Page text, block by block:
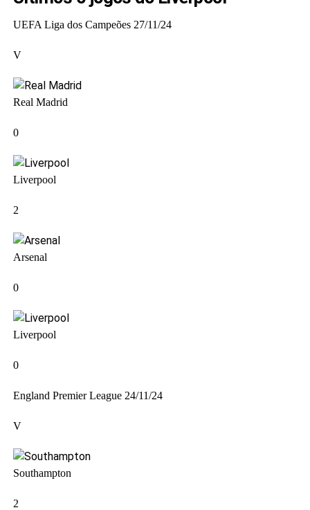
UEFA Liga dos Campeões 27/11/24
V
Real Madrid
0
Liverpool
2
Arsenal
0
Liverpool
0
England Premier League 24/11/24
V
Southampton
2